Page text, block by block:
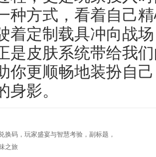
种方式，看着自己
着定制载具冲向战
是皮肤系统带给我
你更顺畅地装扮自
身影。
换码，玩家盛宴与智慧考验，副标题，
之旅